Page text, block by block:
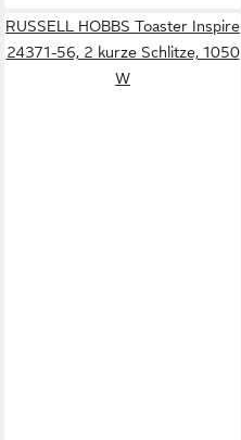
RUSSELL HOBBS Toaster Inspire
24371-56, 2 kurze Schlitze, 1050
W